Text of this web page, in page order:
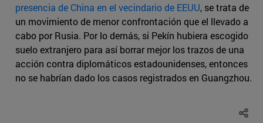
presencia de China en el vecindario de EEUU, se trata de
un movimiento de menor confrontación que el llevado a
cabo por Rusia. Por lo demás, si Pekín hubiera escogido
suelo extranjero para así borrar mejor los trazos de una
acción contra diplomáticos estadounidenses, entonces
no se habrían dado los casos registrados en Guangzhou.